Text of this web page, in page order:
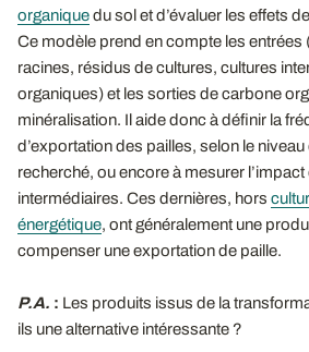
organiquedu sol et d’évaluer les effets
Ce modèle prend en compte les entrées
racines, résidus de cultures, cultures
organiques) et les sorties de carbone
minéralisation. Il aide donc à définir la
d’exportation des pailles, selon le
recherché, ou encore à mesurer
intermédiaires. Ces dernières, hors
énergétique, ont généralement une
compenser une exportation de paille.
P.A. : Les produits issus de la
ils une alternative intéressante ?